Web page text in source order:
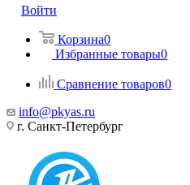
Войти
Корзина0
Избранные товары0
Сравнение товаров0
info@pkyas.ru
г. Санкт-Петербург